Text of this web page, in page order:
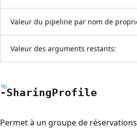
Valeur du pipeline par nom de
Valeur des arguments restants:
-SharingProfile
Permet à un groupe de